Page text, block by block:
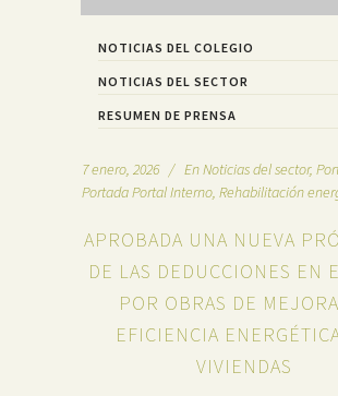
NOTICIAS DEL COLEGIO
NOTICIAS DEL SECTOR
RESUMEN DE PRENSA
7 enero, 2026 EnNoticias del sector,
Portada Portal Interno Rehabilitación
APROBADA UNA NUEVA
DE LAS DEDUCCIONES EN
POR OBRAS DE
EFICIENCIA
VIVIENDAS